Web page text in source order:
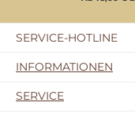
SERVICE-HOTLINE
INFORMATIONEN
SERVICE